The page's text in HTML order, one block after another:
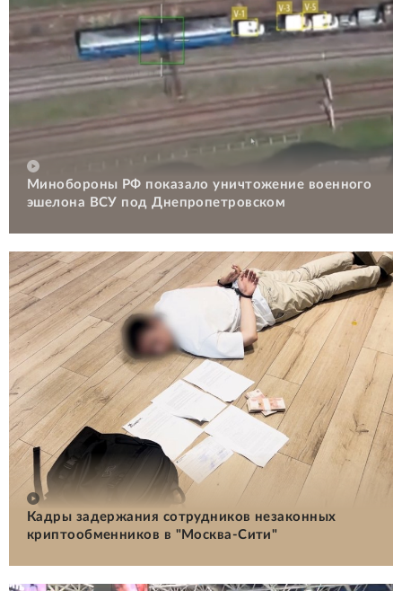
Минобороны РФ показало уничтожение военного
эшелона ВСУ под Днепропетровском
Кадры задержания сотрудников незаконных
криптообменников в "Москва-Сити"